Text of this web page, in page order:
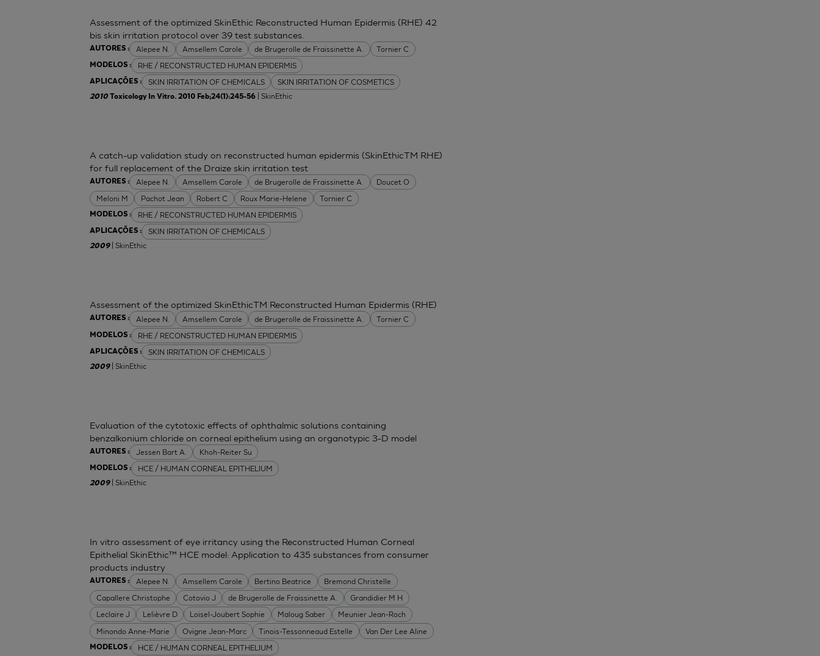
AUTORES : Alepee N. Amsellem Carole de Brugerolle de Fraissinette A. Tornier C
MODELOS : RHE / RECONSTRUCTED HUMAN EPIDERMIS
APLICAÇÕES : SKIN IRRITATION OF CHEMICALS SKIN IRRITATION OF COSMETICS
Assessment of the optimized SkinEthic Reconstructed Human Epidermis (RHE) 42
bis skin irritation protocol over 39 test substances.
2010Toxicology In Vitro. 2010 Feb;24(1):245-56 | SkinEthic
AUTORES : Alepee N. Amsellem Carole de Brugerolle de Fraissinette A.
Doucet O
Meloni M
Pachot Jean Robert C Roux Marie-Helene Tornier C
MODELOS : RHE / RECONSTRUCTED HUMAN EPIDERMIS
APLICAÇÕES : SKIN IRRITATION OF CHEMICALS
A catch-up validation study on reconstructed human epidermis (SkinEthicTM RHE)
for full replacement of the Draize skin irritation test
2009 | SkinEthic
AUTORES : Alepee N. Amsellem Carole de Brugerolle de Fraissinette A. Tornier C
MODELOS : RHE / RECONSTRUCTED HUMAN EPIDERMIS
APLICAÇÕES : SKIN IRRITATION OF CHEMICALS
Assessment of the optimized SkinEthicTM Reconstructed Human Epidermis (RHE)
2009 | SkinEthic
AUTORES : Jessen Bart A. Khoh-Reiter Su
MODELOS : HCE / HUMAN CORNEAL EPITHELIUM
Evaluation of the cytotoxic effects of ophthalmic solutions containing
benzalkonium chloride on corneal epithelium using an organotypic 3-D model
2009 | SkinEthic
AUTORES : Alepee N. Amsellem Carole Bertino Beatrice
Bremond Christelle
Capallere Christophe
Cotovio J de Brugerolle de Fraissinette A.
Grandidier M H
Leclaire J
Lelièvre D Loisel-Joubert Sophie Maloug Saber
Meunier Jean-Roch
Minondo Anne-Marie
Ovigne Jean-Marc Tinois-Tessonneaud Estelle Van Der Lee Aline
MODELOS : HCE / HUMAN CORNEAL EPITHELIUM
In vitro assessment of eye irritancy using the Reconstructed Human Corneal
Epithelial SkinEthic™ HCE model: Application to 435 substances from consumer
products industry